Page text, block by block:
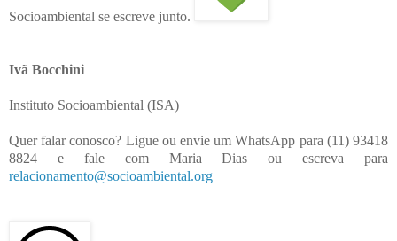
Socioambiental se escreve junto.
Ivã Bocchini
Instituto Socioambiental (ISA)
Quer falar conosco? Ligue ou envie um WhatsApp para (11) 93418
8824 e fale com Maria Dias ou escreva para
relacionamento@socioambiental.org